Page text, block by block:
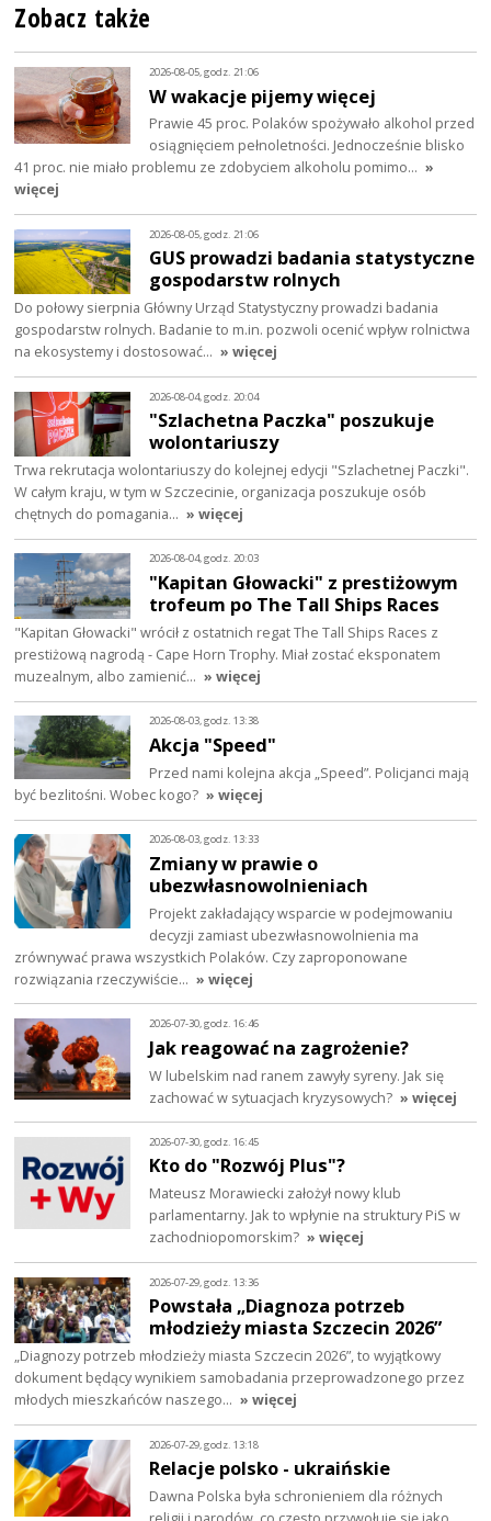
Zobacz także
2026-08-05, godz. 21:06
W wakacje pijemy więcej
Prawie 45 proc. Polaków spożywało alkohol przed
osiągnięciem pełnoletności. Jednocześnie blisko
41 proc. nie miało problemu ze zdobyciem alkoholu pomimo… »
więcej
2026-08-05, godz. 21:06
GUS prowadzi badania statystyczne
gospodarstw rolnych
Do połowy sierpnia Główny Urząd Statystyczny prowadzi badania
gospodarstw rolnych. Badanie to m.in. pozwoli ocenić wpływ rolnictwa
na ekosystemy i dostosować… » więcej
2026-08-04, godz. 20:04
"Szlachetna Paczka" poszukuje
wolontariuszy
Trwa rekrutacja wolontariuszy do kolejnej edycji "Szlachetnej Paczki".
W całym kraju, w tym w Szczecinie, organizacja poszukuje osób
chętnych do pomagania… » więcej
2026-08-04, godz. 20:03
"Kapitan Głowacki" z prestiżowym
trofeum po The Tall Ships Races
"Kapitan Głowacki" wrócił z ostatnich regat The Tall Ships Races z
prestiżową nagrodą - Cape Horn Trophy. Miał zostać eksponatem
muzealnym, albo zamienić… » więcej
2026-08-03, godz. 13:38
Akcja "Speed"
Przed nami kolejna akcja „Speed”. Policjanci mają
być bezlitośni. Wobec kogo? » więcej
2026-08-03, godz. 13:33
Zmiany w prawie o
ubezwłasnowolnieniach
Projekt zakładający wsparcie w podejmowaniu
decyzji zamiast ubezwłasnowolnienia ma
zrównywać prawa wszystkich Polaków. Czy zaproponowane
rozwiązania rzeczywiście… » więcej
2026-07-30, godz. 16:46
Jak reagować na zagrożenie?
W lubelskim nad ranem zawyły syreny. Jak się
zachować w sytuacjach kryzysowych? » więcej
2026-07-30, godz. 16:45
Kto do "Rozwój Plus"?
Mateusz Morawiecki założył nowy klub
parlamentarny. Jak to wpłynie na struktury PiS w
zachodniopomorskim? » więcej
2026-07-29, godz. 13:36
Powstała „Diagnoza potrzeb
młodzieży miasta Szczecin 2026”
„Diagnozy potrzeb młodzieży miasta Szczecin 2026”, to wyjątkowy
dokument będący wynikiem samobadania przeprowadzonego przez
młodych mieszkańców naszego… » więcej
2026-07-29, godz. 13:18
Relacje polsko - ukraińskie
Dawna Polska była schronieniem dla różnych